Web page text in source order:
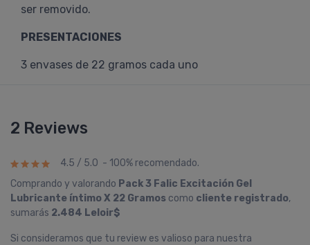
ser removido.
PRESENTACIONES
3 envases de 22 gramos cada uno
2 Reviews
4.5 / 5.0 - 100% recomendado.
Comprando y valorando Pack 3 Falic Excitación Gel
Lubricante í­ntimo X 22 Gramos como cliente registrado,
sumarás 2.484 Leloir$
Si consideramos que tu review es valioso para nuestra